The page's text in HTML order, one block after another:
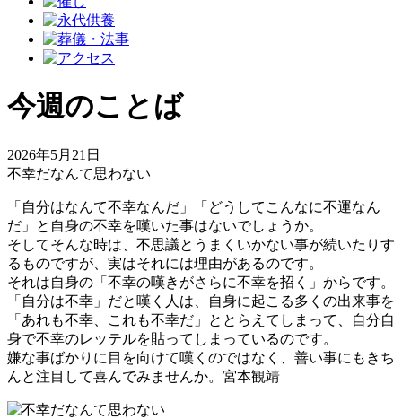
今週のことば
2026年5月21日
不幸だなんて思わない
「自分はなんて不幸なんだ」「どうしてこんなに不運なん
だ」と自身の不幸を嘆いた事はないでしょうか。
そしてそんな時は、不思議とうまくいかない事が続いたりす
るものですが、実はそれには理由があるのです。
それは自身の「不幸の嘆きがさらに不幸を招く」からです。
「自分は不幸」だと嘆く人は、自身に起こる多くの出来事を
「あれも不幸、これも不幸だ」ととらえてしまって、自分自
身で不幸のレッテルを貼ってしまっているのです。
嫌な事ばかりに目を向けて嘆くのではなく、善い事にもきち
んと注目して喜んでみませんか。宮本観靖